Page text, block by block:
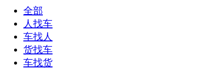
全部
人找车
车找人
货找车
车找货